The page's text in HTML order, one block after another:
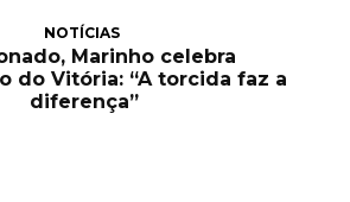
NOTÍCIAS
Marinho celebra
do Vitória: “A torcida faz a
diferença”